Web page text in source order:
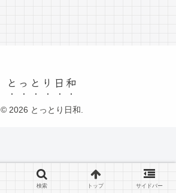
とっとり日和
© 2026 とっとり日和.
検索 トップ サイドバー